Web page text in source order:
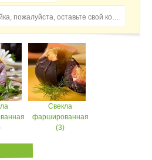
Домохозяйка, пожалуйста, оставьте свой комментарий...
Свекла
фаршированная
(3)